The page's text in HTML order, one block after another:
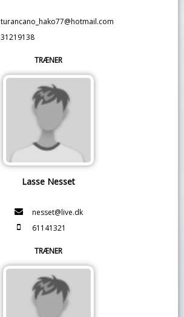
turancano_hako77@hotmail.com
31219138
TRÆNER
Lasse Nesset
nesset@live.dk
61141321
TRÆNER